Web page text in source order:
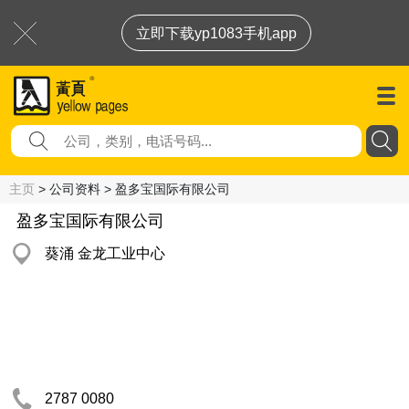
立即下载yp1083手机app
主页 > 公司资料 > 盈多宝国际有限公司
盈多宝国际有限公司
葵涌 金龙工业中心
2787 0080